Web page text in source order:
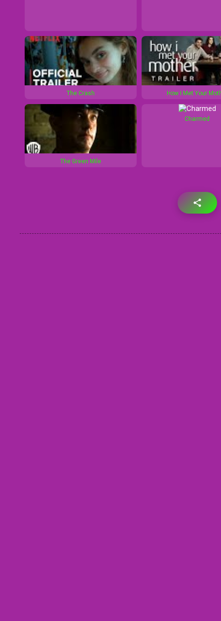
The Crash How I Met Your
The Green Mile
Charmed